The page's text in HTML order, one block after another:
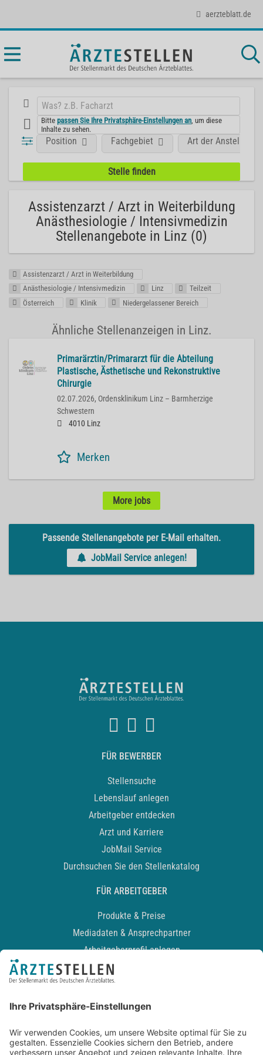
aerzteblatt.de
Bittepassen Sie Ihre Privatsphäre-Einstellungen an , um diese
Inhalte zu sehen.
Position Fachgebiet Art der Anstellung
Assistenzarzt / Arzt in Weiterbildung
Anästhesiologie / Intensivmedizin
Stellenangebote in Linz (0)
Assistenzarzt / Arzt in Weiterbildung
Anästhesiologie / Intensivmedizin
Linz
Teilzeit
Österreich
Klinik Niedergelassener Bereich
Ähnliche Stellenanzeigen in Linz.
Primarärztin/Primararzt für die Abteilung
Plastische, Ästhetische und Rekonstruktive
Chirurgie
02.07.2026, Ordensklinikum Linz – Barmherzige
Schwestern
4010 Linz
Merken
More jobs
Passende Stellenangebote per E-Mail erhalten.
JobMail Service anlegen!
FÜR BEWERBER
Stellensuche
Lebenslauf anlegen
Arbeitgeber entdecken
Arzt und Karriere
JobMail Service
Durchsuchen Sie den Stellenkatalog
FÜR ARBEITGEBER
Produkte & Preise
Mediadaten & Ansprechpartner
Arbeitgeberprofil anlegen
Recruiting-Podcast
Kontakt
Datenschutz